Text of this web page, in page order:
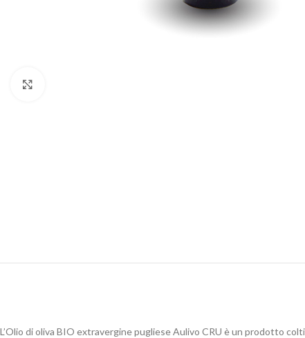
L’Olio di oliva BIO extravergine pugliese Aulivo CRU è un prodotto